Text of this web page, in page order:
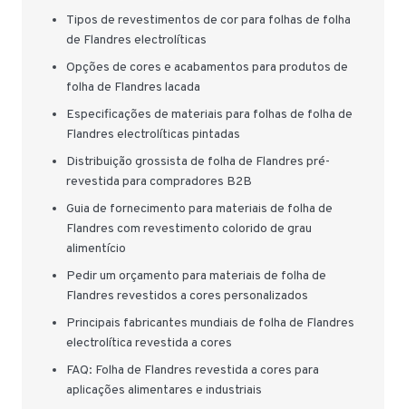
Tipos de revestimentos de cor para folhas de folha
de Flandres electrolíticas
Opções de cores e acabamentos para produtos de
folha de Flandres lacada
Especificações de materiais para folhas de folha de
Flandres electrolíticas pintadas
Distribuição grossista de folha de Flandres pré-
revestida para compradores B2B
Guia de fornecimento para materiais de folha de
Flandres com revestimento colorido de grau
alimentício
Pedir um orçamento para materiais de folha de
Flandres revestidos a cores personalizados
Principais fabricantes mundiais de folha de Flandres
electrolítica revestida a cores
FAQ: Folha de Flandres revestida a cores para
aplicações alimentares e industriais